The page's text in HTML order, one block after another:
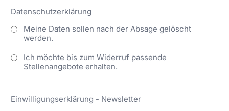
Datenschutzerklärung
Meine Daten sollen nach der Absage gelöscht
werden.
Ich möchte bis zum Widerruf passende
Stellenangebote erhalten.
Einwilligungserklärung - Newsletter